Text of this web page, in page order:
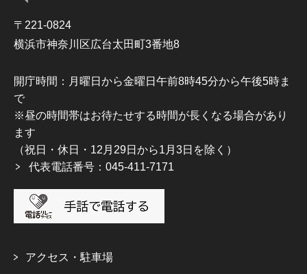
〒221-0824
横浜市神奈川区広台太田町3番地8
開庁時間：月曜日から金曜日午前8時45分から午後5時ま
で
※昼の時間帯はお待たせする時間が長くなる場合があり
ます
（祝日・休日・12月29日から1月3日を除く）
代表電話番号：045-411-7171
アクセス・駐車場